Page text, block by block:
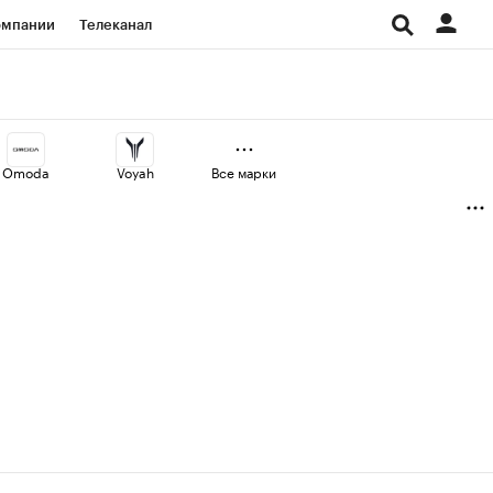
Телеканал
Проверка контрагентов
Omoda Voyah Все марки